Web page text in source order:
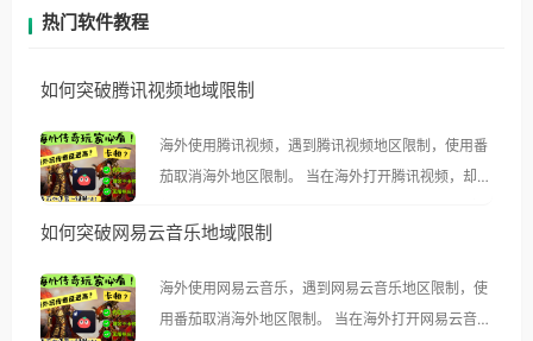
热门软件教程
如何突破腾讯视频地域限制
海外使用腾讯视频，遇到腾讯视频地区限制，使用番
茄取消海外地区限制。 当在海外打开腾讯视频，却突
示语。 海外用户如香港、澳门、台湾、美国、加拿
像其他音乐平台一样，出现地区及版权限制问题，且
仅能在中国大陆地区播放。 遇到这个问题的朋友们，
如何突破网易云音乐地域限制
海外使用网易云音乐，遇到网易云音乐地区限制，使
用番茄取消海外地区限制。 当在海外打开网易云音